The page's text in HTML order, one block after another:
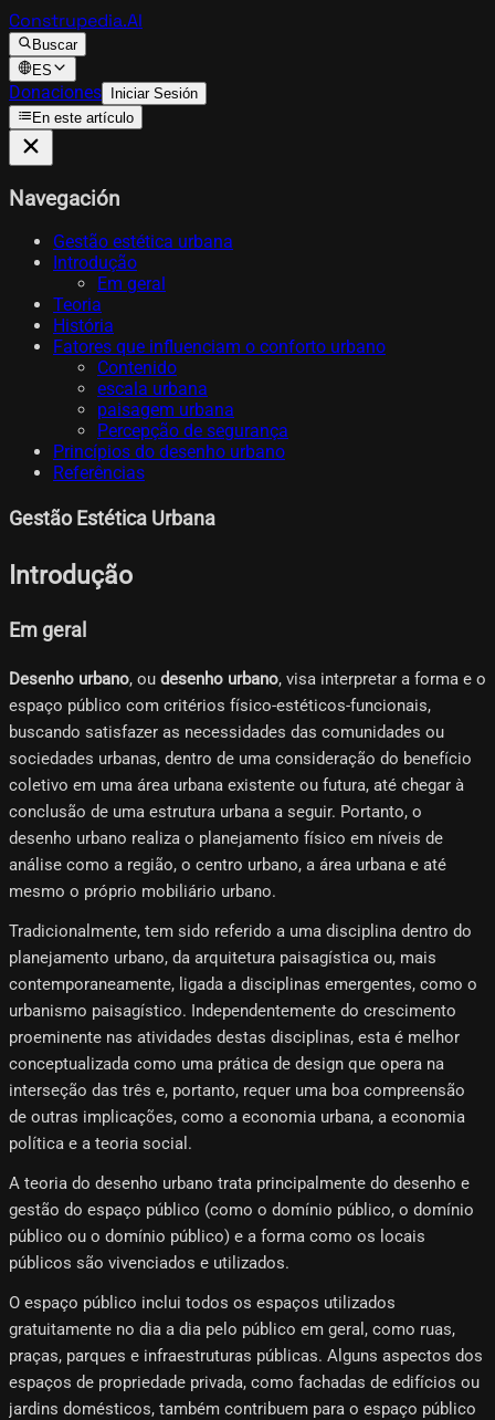
Construpedia.AI
Buscar
ES
Donaciones Iniciar Sesión
En este artículo
Navegación
Gestão estética urbana
Introdução
Em geral
Teoria
História
Fatores que influenciam o conforto urbano
Contenido
escala urbana
paisagem urbana
Percepção de segurança
Princípios do desenho urbano
Referências
Gestão Estética Urbana
Introdução
Em geral
Desenho urbano, ou desenho urbano, visa interpretar a forma e o
espaço público com critérios físico-estéticos-funcionais,
buscando satisfazer as necessidades das comunidades ou
sociedades urbanas, dentro de uma consideração do benefício
coletivo em uma área urbana existente ou futura, até chegar à
conclusão de uma estrutura urbana a seguir. Portanto, o
desenho urbano realiza o planejamento físico em níveis de
análise como a região, o centro urbano, a área urbana e até
mesmo o próprio mobiliário urbano.
Tradicionalmente, tem sido referido a uma disciplina dentro do
planejamento urbano, da arquitetura paisagística ou, mais
contemporaneamente, ligada a disciplinas emergentes, como o
urbanismo paisagístico. Independentemente do crescimento
proeminente nas atividades destas disciplinas, esta é melhor
conceptualizada como uma prática de design que opera na
interseção das três e, portanto, requer uma boa compreensão
de outras implicações, como a economia urbana, a economia
política e a teoria social.
A teoria do desenho urbano trata principalmente do desenho e
gestão do espaço público (como o domínio público, o domínio
público ou o domínio público) e a forma como os locais
públicos são vivenciados e utilizados.
O espaço público inclui todos os espaços utilizados
gratuitamente no dia a dia pelo público em geral, como ruas,
praças, parques e infraestruturas públicas. Alguns aspectos dos
espaços de propriedade privada, como fachadas de edifícios ou
jardins domésticos, também contribuem para o espaço público